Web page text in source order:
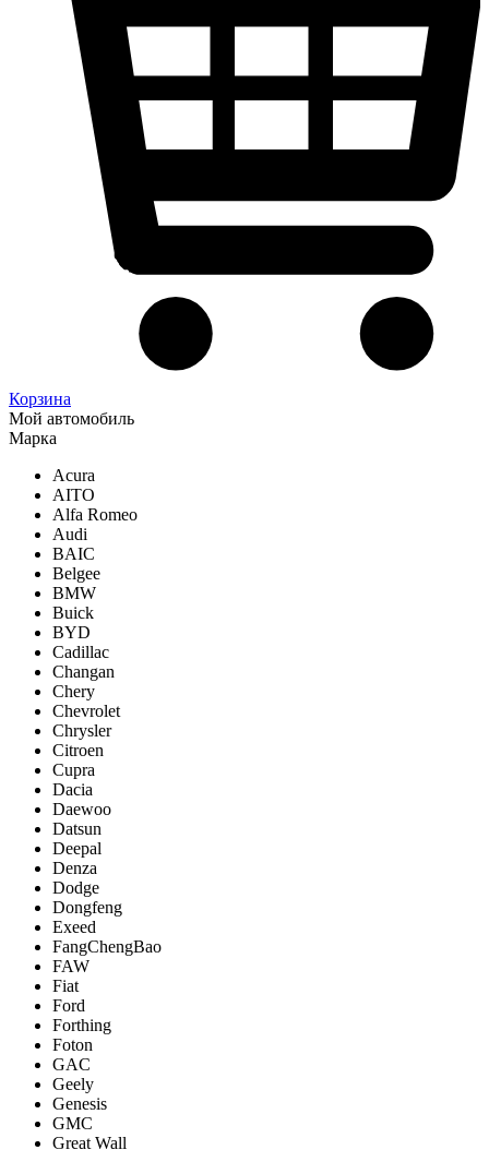
Корзина
Мой автомобиль
Марка
Acura
AITO
Alfa Romeo
Audi
BAIC
Belgee
BMW
Buick
BYD
Cadillac
Changan
Chery
Chevrolet
Chrysler
Citroen
Cupra
Dacia
Daewoo
Datsun
Deepal
Denza
Dodge
Dongfeng
Exeed
FangChengBao
FAW
Fiat
Ford
Forthing
Foton
GAC
Geely
Genesis
GMC
Great Wall